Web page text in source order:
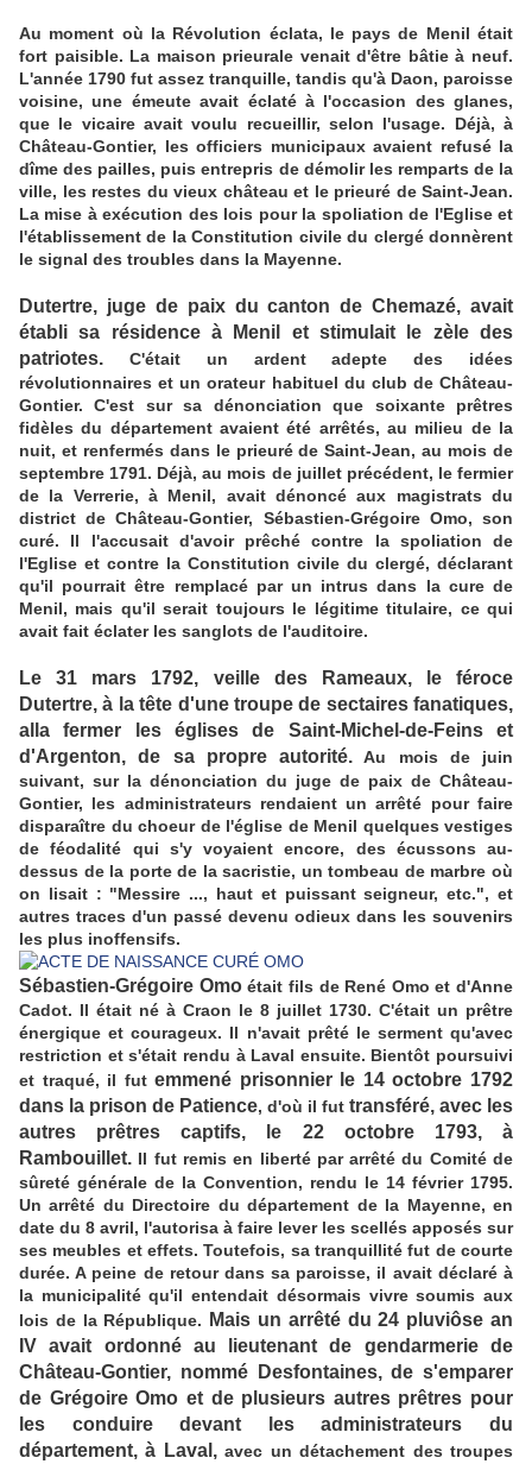
Au moment où la Révolution éclata, le pays de Menil était
fort paisible. La maison prieurale venait d'être bâtie à neuf.
L'année 1790 fut assez tranquille, tandis qu'à Daon, paroisse
voisine, une émeute avait éclaté à l'occasion des glanes,
que le vicaire avait voulu recueillir, selon l'usage. Déjà, à
Château-Gontier, les officiers municipaux avaient refusé la
dîme des pailles, puis entrepris de démolir les remparts de la
ville, les restes du vieux château et le prieuré de Saint-Jean.
La mise à exécution des lois pour la spoliation de l'Eglise et
l'établissement de la Constitution civile du clergé donnèrent
le signal des troubles dans la Mayenne.
Dutertre, juge de paix du canton de Chemazé, avait
établi sa résidence à Menil et stimulait le zèle des
patriotes. C'était un ardent adepte des idées
révolutionnaires et un orateur habituel du club de Château-
Gontier. C'est sur sa dénonciation que soixante prêtres
fidèles du département avaient été arrêtés, au milieu de la
nuit, et renfermés dans le prieuré de Saint-Jean, au mois de
septembre 1791. Déjà, au mois de juillet précédent, le fermier
de la Verrerie, à Menil, avait dénoncé aux magistrats du
district de Château-Gontier, Sébastien-Grégoire Omo, son
curé. Il l'accusait d'avoir prêché contre la spoliation de
l'Eglise et contre la Constitution civile du clergé, déclarant
qu'il pourrait être remplacé par un intrus dans la cure de
Menil, mais qu'il serait toujours le légitime titulaire, ce qui
avait fait éclater les sanglots de l'auditoire.
Le 31 mars 1792, veille des Rameaux, le féroce
Dutertre, à la tête d'une troupe de sectaires fanatiques,
alla fermer les églises de Saint-Michel-de-Feins et
d'Argenton, de sa propre autorité. Au mois de juin
suivant, sur la dénonciation du juge de paix de Château-
Gontier, les administrateurs rendaient un arrêté pour faire
disparaître du choeur de l'église de Menil quelques vestiges
de féodalité qui s'y voyaient encore, des écussons au-
dessus de la porte de la sacristie, un tombeau de marbre où
on lisait : "Messire ..., haut et puissant seigneur, etc.", et
autres traces d'un passé devenu odieux dans les souvenirs
les plus inoffensifs.
Sébastien-Grégoire Omoétait fils de René Omo et d'Anne
Cadot. Il était né à Craon le 8 juillet 1730. C'était un prêtre
énergique et courageux. Il n'avait prêté le serment qu'avec
restriction et s'était rendu à Laval ensuite. Bientôt poursuivi
et traqué, il futemmené prisonnier le 14 octobre 1792
dans la prison de Patience, d'où il fut transféré, avec les
autres prêtres captifs, le 22 octobre 1793, à
Rambouillet. Il fut remis en liberté par arrêté du Comité de
sûreté générale de la Convention, rendu le 14 février 1795.
Un arrêté du Directoire du département de la Mayenne, en
date du 8 avril, l'autorisa à faire lever les scellés apposés sur
ses meubles et effets. Toutefois, sa tranquillité fut de courte
durée. A peine de retour dans sa paroisse, il avait déclaré à
la municipalité qu'il entendait désormais vivre soumis aux
lois de la République.
Mais un arrêté du 24 pluviôse an
IV avait ordonné au lieutenant de gendarmerie de
Château-Gontier, nommé Desfontaines, de s'emparer
de Grégoire Omo et de plusieurs autres prêtres pour
les conduire devant les administrateurs du
département, à Laval,avec un détachement des troupes